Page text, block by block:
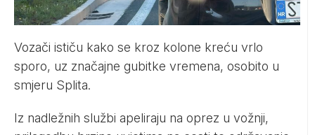
Vozači ističu kako se kroz kolone kreću vrlo
sporo, uz značajne gubitke vremena, osobito u
smjeru Splita.
Iz nadležnih službi apeliraju na oprez u vožnji,